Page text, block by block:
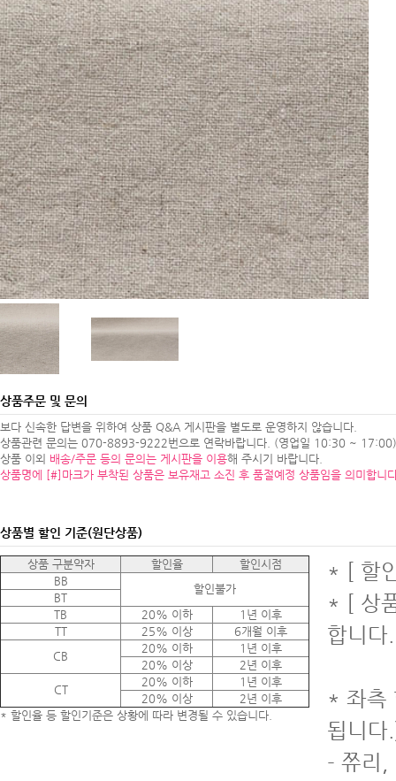
상품주문 및 문의
보다 신속한 답변을 위하여 상품 Q&A 게시판을 별도로 운영하지 않습니다.
상품관련 문의는 070-8893-9222번으로 연락바랍니다. (영업일 10:30 ~ 17:00)
상품 이외 배송/주문 등의 문의는 게시판을 이용해 주시기 바랍니다.
상품명에 [#]마크가 부착된 상품은 보유재고 소진 후 품절예정 상품임을 의미합니
상품별 할인 기준(원단상품)
상품 구분약자 할인율
할인시점
BB
할인불가
BT
TB
20% 이하
1년 이후
TT
25% 이상
6개월 이후
CB
20% 이하
1년 이후
20% 이상
2년 이후
CT
20% 이하
1년 이후
20% 이상
2년 이후
* 할인율 등 할인기준은 상황에 따라 변경될 수 있습니다.
* [ 할
* [ 상
합니다.
* 좌측
됩니다
- 쮸리,